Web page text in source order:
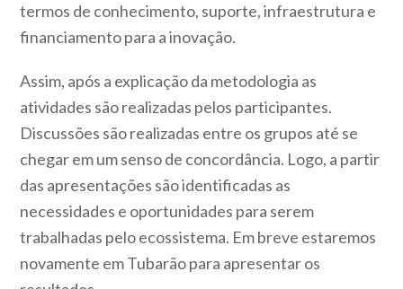
termos de conhecimento, suporte, infraestrutura e
financiamento para a inovação.
Assim, após a explicação da metodologia as
atividades são realizadas pelos participantes.
Discussões são realizadas entre os grupos até se
chegar em um senso de concordância. Logo, a partir
das apresentações são identificadas as
necessidades e oportunidades para serem
trabalhadas pelo ecossistema. Em breve estaremos
novamente em Tubarão para apresentar os